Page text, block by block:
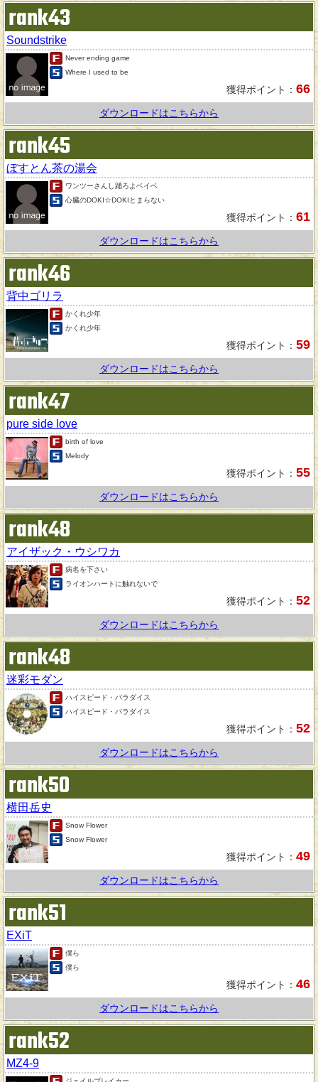
rank43
Soundstrike
Never ending game
Where I used to be
獲得ポイント： 66
ダウンロードはこちらから
rank45
ぼすとん茶の湯会
ワンツーさんし踊ろよベイベ
心臓のDOKI☆DOKIとまらない
獲得ポイント： 61
ダウンロードはこちらから
rank46
背中ゴリラ
かくれ少年
かくれ少年
獲得ポイント： 59
ダウンロードはこちらから
rank47
pure side love
birth of love
Melody
獲得ポイント： 55
ダウンロードはこちらから
rank48
アイザック・ウシワカ
病名を下さい
ライオンハートに触れないで
獲得ポイント： 52
ダウンロードはこちらから
rank48
迷彩モダン
ハイスピード・パラダイス
ハイスピード・パラダイス
獲得ポイント： 52
ダウンロードはこちらから
rank50
横田岳史
Snow Flower
Snow Flower
獲得ポイント： 49
ダウンロードはこちらから
rank51
EXiT
僕ら
僕ら
獲得ポイント： 46
ダウンロードはこちらから
rank52
MZ4-9